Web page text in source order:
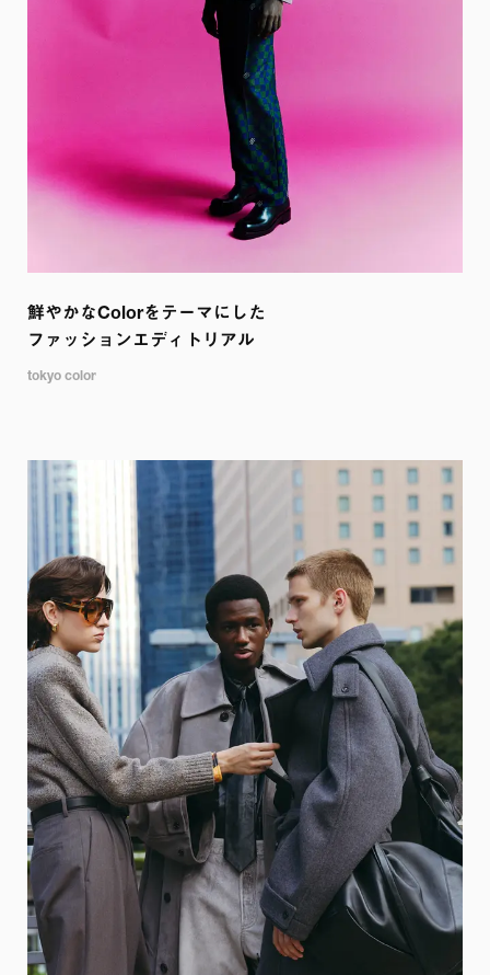
鮮やかなColorをテーマにした
ファッションエディトリアル
tokyo color